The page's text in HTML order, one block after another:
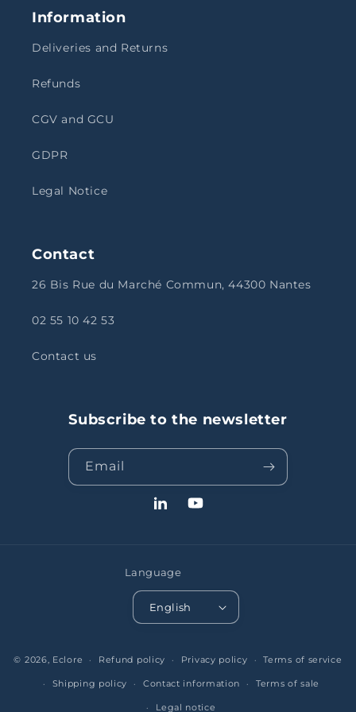
Information
Deliveries and Returns
Refunds
CGV and GCU
GDPR
Legal Notice
Contact
26 Bis Rue du Marché Commun, 44300 Nantes
02 55 10 42 53
Contact us
Subscribe to the newsletter
Email
LinkedInYouTube
Language
English
© 2026, Eclore Refund policy Privacy policy Terms of service
Shipping policy Contact information Terms of sale
Legal notice